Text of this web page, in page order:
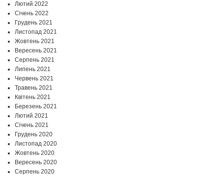
Лютий 2022
Січень 2022
Грудень 2021
Листопад 2021
Жовтень 2021
Вересень 2021
Серпень 2021
Липень 2021
Червень 2021
Травень 2021
Квітень 2021
Березень 2021
Лютий 2021
Січень 2021
Грудень 2020
Листопад 2020
Жовтень 2020
Вересень 2020
Серпень 2020